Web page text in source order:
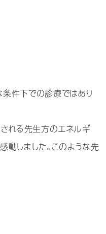
件下での診療ではあり
れる先生方のエネルギ
動しました。このような先